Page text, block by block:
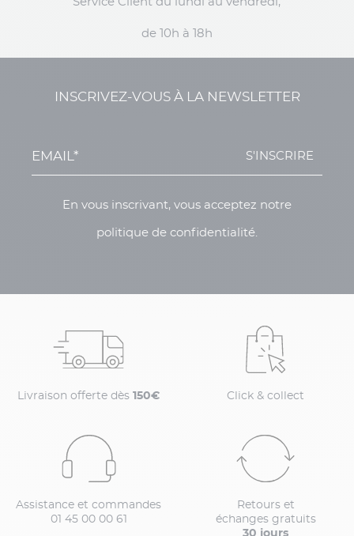
de 10h à 18h
INSCRIVEZ-VOUS À LA NEWSLETTER
S'INSCRIRE
En vous inscrivant, vous acceptez notre
politique de confidentialité.
Livraison offerte dès 150€ Click & collect
Assistance et commandes
01 45 00 00 61
Retours et
échanges gratuits
30 jours